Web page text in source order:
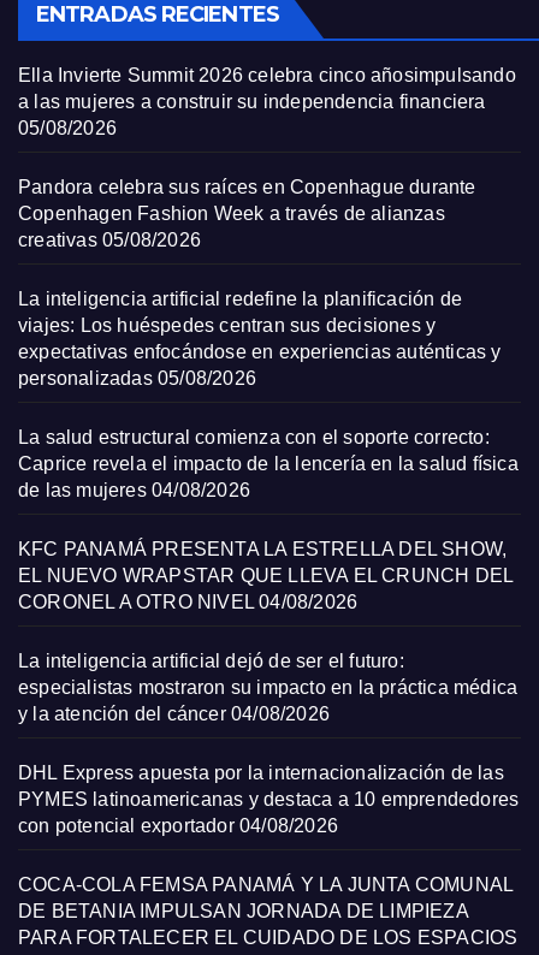
ENTRADAS RECIENTES
Ella Invierte Summit 2026 celebra cinco añosimpulsando
a las mujeres a construir su independencia financiera
05/08/2026
Pandora celebra sus raíces en Copenhague durante
Copenhagen Fashion Week a través de alianzas
creativas 05/08/2026
La inteligencia artificial redefine la planificación de
viajes: Los huéspedes centran sus decisiones y
expectativas enfocándose en experiencias auténticas y
personalizadas 05/08/2026
La salud estructural comienza con el soporte correcto:
Caprice revela el impacto de la lencería en la salud física
de las mujeres 04/08/2026
KFC PANAMÁ PRESENTA LA ESTRELLA DEL SHOW,
EL NUEVO WRAPSTAR QUE LLEVA EL CRUNCH DEL
CORONEL A OTRO NIVEL 04/08/2026
La inteligencia artificial dejó de ser el futuro:
especialistas mostraron su impacto en la práctica médica
y la atención del cáncer 04/08/2026
DHL Express apuesta por la internacionalización de las
PYMES latinoamericanas y destaca a 10 emprendedores
con potencial exportador 04/08/2026
COCA-COLA FEMSA PANAMÁ Y LA JUNTA COMUNAL
DE BETANIA IMPULSAN JORNADA DE LIMPIEZA
PARA FORTALECER EL CUIDADO DE LOS ESPACIOS